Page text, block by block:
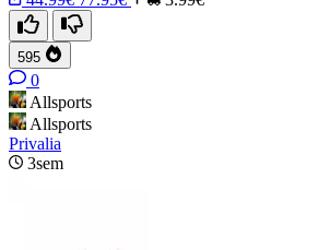
595
0
Allsports
Allsports
Privalia
3sem